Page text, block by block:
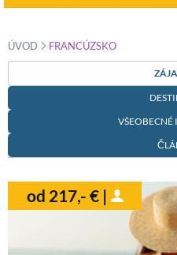
ÚVOD »
FRANCÚZSKO
od 217,- € |